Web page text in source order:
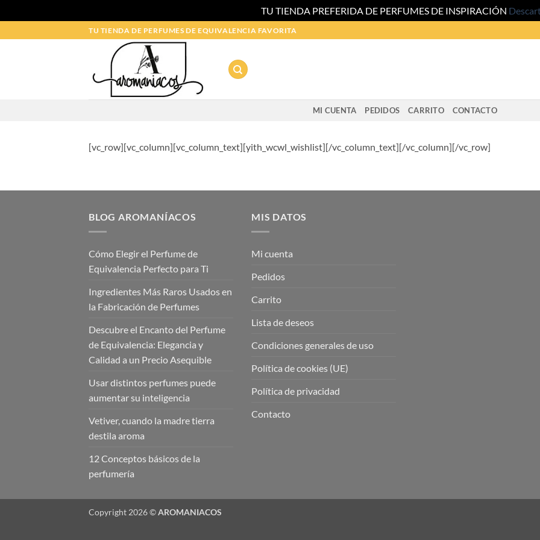
TU TIENDA PREFERIDA DE PERFUMES DE INSPIRACIÓN
al
TU TIENDA DE PERFUMES DE EQUIVALENCIA FAVORITA
MI CUENTA PEDIDOS CARRITO CONTACTO
[vc_row][vc_column][vc_column_text][yith_wcwl_wishlist][/vc_column_text][/vc_column][/vc_row]
BLOG AROMANÍACOS
Cómo Elegir el Perfume de
Equivalencia Perfecto para Ti
Ingredientes Más Raros Usados en
la Fabricación de Perfumes
Descubre el Encanto del Perfume
de Equivalencia: Elegancia y
Calidad a un Precio Asequible
Usar distintos perfumes puede
aumentar su inteligencia
Vetiver, cuando la madre tierra
destila aroma
12 Conceptos básicos de la
perfumería
MIS DATOS
Mi cuenta
Pedidos
Carrito
Lista de deseos
Condiciones generales de uso
Política de cookies (UE)
Política de privacidad
Contacto
Copyright 2026 ©AROMANIACOS